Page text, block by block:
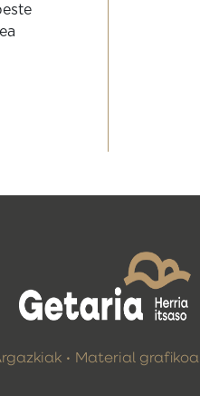
Material grafikoa